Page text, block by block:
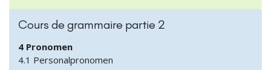
Cours de grammaire partie 2
4 Pronomen
4.1 Personalpronomen